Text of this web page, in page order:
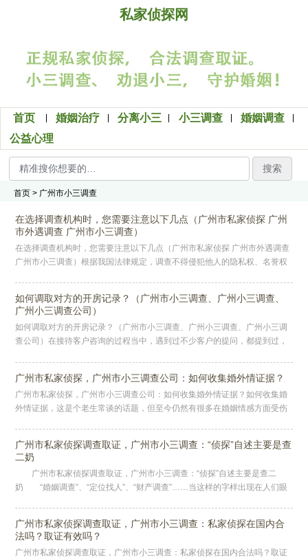
私家侦探网
首页 婚姻治疗 分离小三 小三调查
婚姻调查
公益心理
搜索
首页 > 广州市小三调查
在选择调查机构时，您需要注意以下几点（广州市私家侦探 广州
市外遇调查 广州市小三调查）
在选择调查机构时，您需要注意以下几点（广州市私家侦探 广州市外遇调查
广州市小三调查）根据我国法律规定，调查不得侵犯他人的隐私权、名誉权
如何调取对方的开房记录？（广州市小三调查、广州小三调查、
广州小三调查公司）
如何调取对方的开房记录？（广州市小三调查、广州小三调查、广州小三调
查公司）在接待客户咨询的过程当中，遇到过不少客户的提问，都提到过，
广州市私家侦探，广州市小三调查公司：如何收集婚外情证据？
广州市私家侦探，广州市小三调查公司：如何收集婚外情证据？如何收集婚
外情证据，这是个老生常谈的话题，但至今仍然有很多在婚姻情感方面受伤
广州市私家侦探调查取证，广州市小三调查：“侦探”自述主要是查
二奶
广州市私家侦探调查取证，广州市小三调查：“侦探”自述主要是查二
奶 “婚姻调查”、“定位找人”、“财产调查”……当这样的字样出现在人们眼
广州市私家侦探调查取证，广州市小三调查：私家侦探在国内合
法吗？取证有效吗？
广州市私家侦探调查取证，广州市小三调查：私家侦探在国内合法吗？取证